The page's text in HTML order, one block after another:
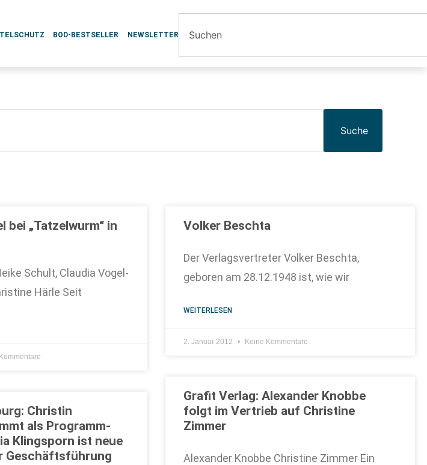
BOD-BESTSELLER NEWSLETTER
Suche
bei „Tatzelwurm“ in
Schult, Claudia Vogel-
Härle Seit
Volker Beschta
Der Verlagsvertreter Volker Beschta,
geboren am 28.12.1948 ist, wie wir
WEITERLESEN
2. Januar 2012 Keine Kommentare
Christin
als Programm-
Klingsporn ist neue
Geschäftsführung
Grafit Verlag: Alexander Knobbe
folgt im Vertrieb auf Christine
Zimmer
Alexander Knobbe Christine Zimmer Ein